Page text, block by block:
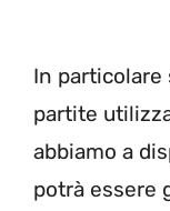
In
partite
abbiamo a
potrà essere